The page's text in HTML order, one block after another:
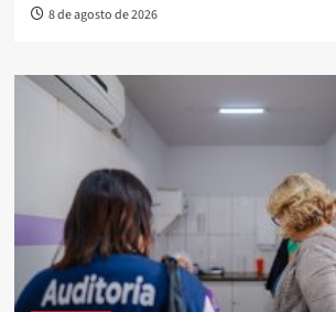
8 de agosto de 2026